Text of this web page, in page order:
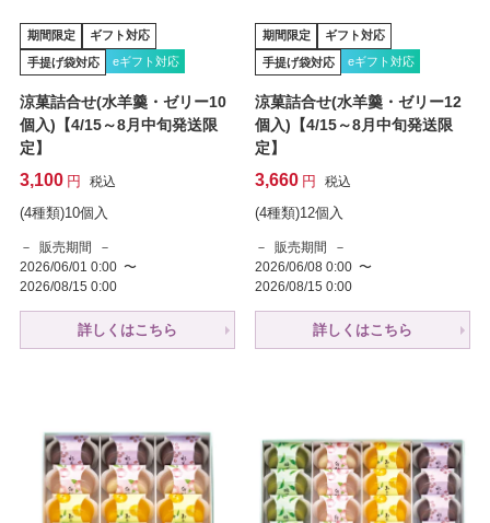
期間限定 ギフト対応
手提げ袋対応 eギフト対応
涼菓詰合せ(水羊羹・ゼリー10
個入)【4/15～8月中旬発送限
定】
3,100 税込
(4種類)10個入
販売期間
2026/06/01 0:00 〜
2026/08/15 0:00
詳しくはこちら
期間限定 ギフト対応
手提げ袋対応 eギフト対応
涼菓詰合せ(水羊羹・ゼリー12
個入)【4/15～8月中旬発送限
定】
3,660 税込
(4種類)12個入
販売期間
2026/06/08 0:00 〜
2026/08/15 0:00
詳しくはこちら